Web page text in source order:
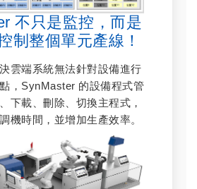
不只是監控，而是
制整個單元產線！
雲端系統無法針對設備進行
，SynMaster 的設備程式管
下載、刪除、切換主程式，
機時間，並增加生產效率。